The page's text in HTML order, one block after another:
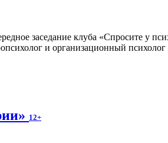
заседание клуба «Спросите у
и организационный
12+